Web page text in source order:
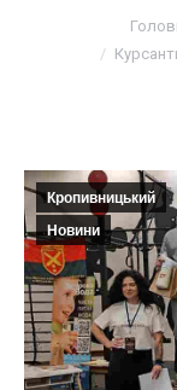
Кропивницький
Новини